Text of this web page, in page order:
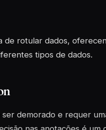
de rotular dados,
tipos de dados.
demorado e requer